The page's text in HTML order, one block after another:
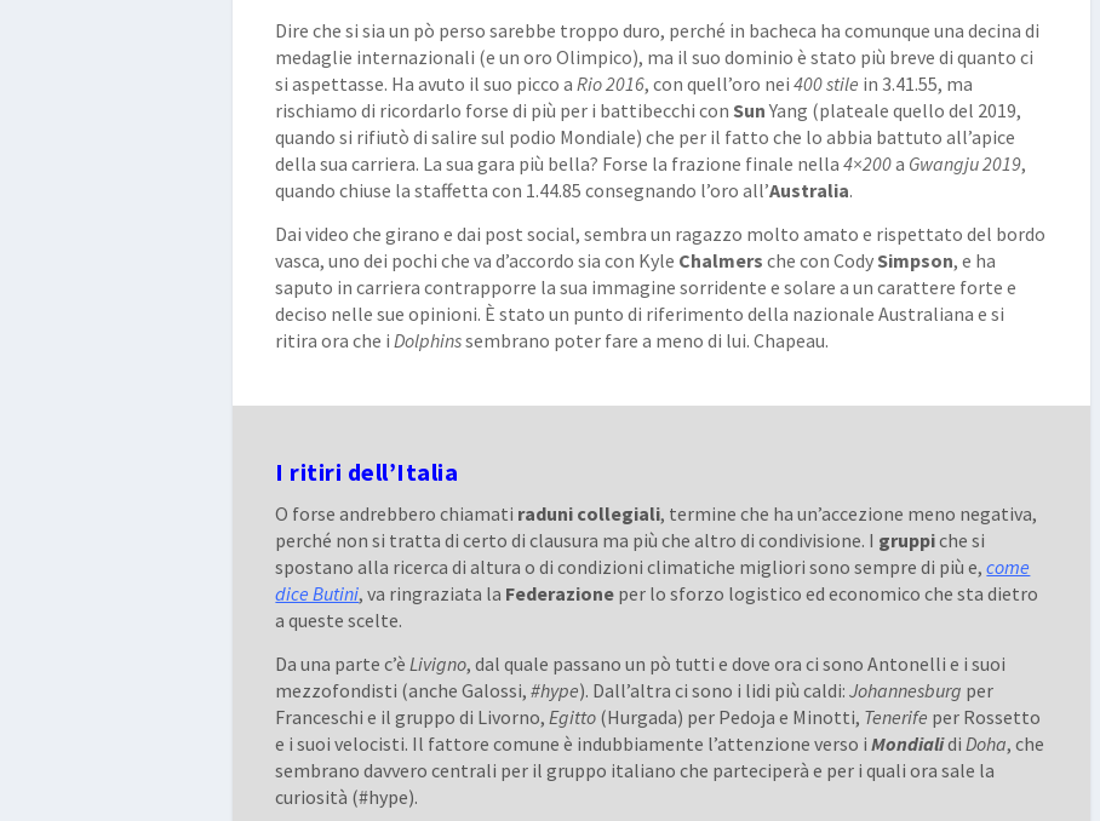
Dire che si sia un pò perso sarebbe troppo duro, perché in bacheca ha comunque una decina di
medaglie internazionali (e un oro Olimpico), ma il suo dominio è stato più breve di quanto ci
si aspettasse. Ha avuto il suo picco aRio 2016, con quell’oro nei400 stile in 3.41.55, ma
rischiamo di ricordarlo forse di più per i battibecchi con SunYang (plateale quello del 2019,
quando si rifiutò di salire sul podio Mondiale) che per il fatto che lo abbia battuto all’apice
della sua carriera. La sua gara più bella? Forse la frazione finale nella4×200a Gwangju2019,
quando chiuse la staffetta con 1.44.85 consegnando l’oro all’Australia.
Dai video che girano e dai post social, sembra un ragazzo molto amato e rispettato del bordo
vasca, uno dei pochi che va d’accordo sia con Kyle Chalmers che con Cody Simpson, e ha
saputo in carriera contrapporre la sua immagine sorridente e solare a un carattere forte e
deciso nelle sue opinioni. È stato un punto di riferimento della nazionale Australiana e si
ritira ora che iDolphinssembrano poter fare a meno di lui. Chapeau.
I ritiri dell’Italia
O forse andrebbero chiamati raduni collegiali, termine che ha un’accezione meno negativa,
perché non si tratta di certo di clausura ma più che altro di condivisione. I gruppiche si
spostano alla ricerca di altura o di condizioni climatiche migliori sono sempre di più e,come
dice Butini, va ringraziata la Federazione per lo sforzo logistico ed economico che sta dietro
a queste scelte.
Da una parte c’èLivigno, dal quale passano un pò tutti e dove ora ci sono Antonelli e i suoi
mezzofondisti (anche Galossi,#hype). Dall’altra ci sono i lidi più caldi:Johannesburg per
Franceschi e il gruppo di Livorno,Egitto (Hurgada) per Pedoja e Minotti, Tenerife per Rossetto
e i suoi velocisti. Il fattore comune è indubbiamente l’attenzione verso iMondialidiDoha, che
sembrano davvero centrali per il gruppo italiano che parteciperà e per i quali ora sale la
curiosità (#hype).